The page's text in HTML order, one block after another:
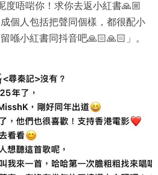
度唔啱你！求你去返小紅書🙏🏼
個人包括把聲同個樣，都很配小
小紅書同抖音吧🙏🏻🙏🏻」。